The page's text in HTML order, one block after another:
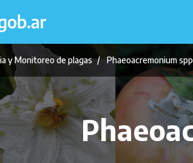
y Monitoreo de plagas Phaeoacremonium